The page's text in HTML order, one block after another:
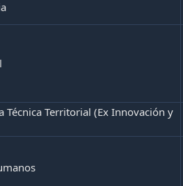
Técnica Territorial (Ex Innovación y